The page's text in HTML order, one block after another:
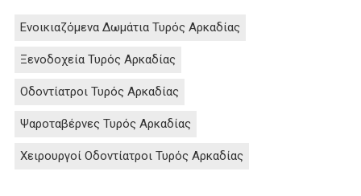
Ενοικιαζόμενα Δωμάτια Τυρός Αρκαδίας
Ξενοδοχεία Τυρός Αρκαδίας
Οδοντίατροι Τυρός Αρκαδίας
Ψαροταβέρνες Τυρός Αρκαδίας
Χειρουργοί Οδοντίατροι Τυρός Αρκαδίας